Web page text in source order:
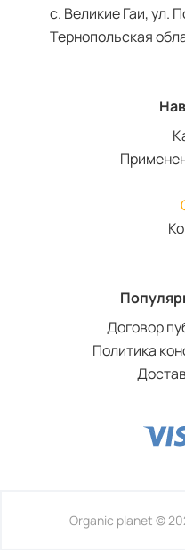
с. Великие Гаи, ул.
Тернопольская
Договор
Политика
Organic planet ©